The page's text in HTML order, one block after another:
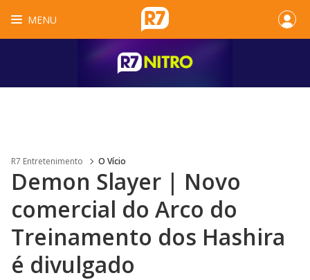
MENU
R7 Entretenimento O Vício
Demon Slayer | Novo
comercial do Arco do
Treinamento dos Hashira
é divulgado